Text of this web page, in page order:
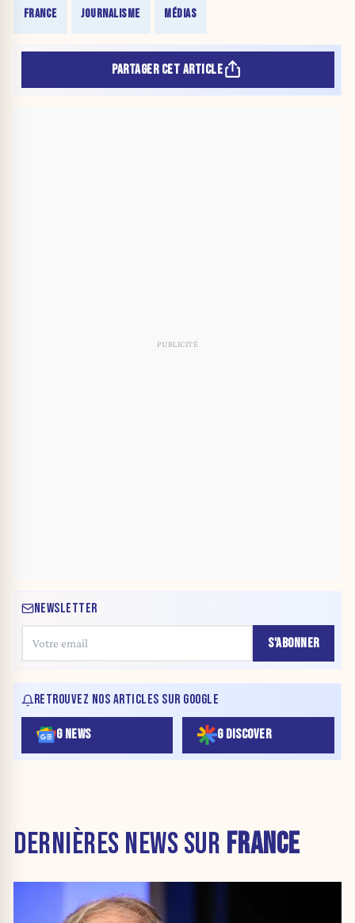
FRANCE JOURNALISME MÉDIAS
PARTAGER CET ARTICLE
NEWSLETTER
S'ABONNER
RETROUVEZ NOS ARTICLES SUR GOOGLE
G NEWS G DISCOVER
DERNIÈRES NEWS SUR FRANCE